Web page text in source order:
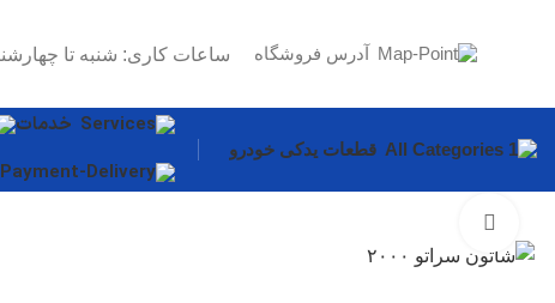
آدرس فروشگاه ساعات کاری: شنبه تا
قطعات یدکی خودرو
خدمات